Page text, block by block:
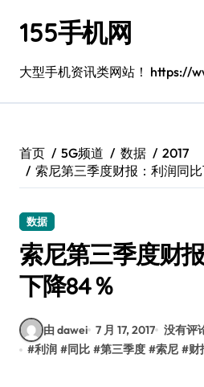
155手机网
大型手机资讯类网站！ https://
首页 5G频道 数据
2017
索尼第三季度财报：利润同
数据
索尼第三季度财
下降84％
由 dawei 7 月 17, 2017 没有评
#利润 #同比 #第三季度 #索尼 #财